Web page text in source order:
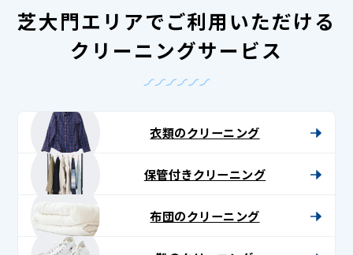
芝大門エリアでご利用いただける
クリーニングサービス
衣類のクリーニング
保管付きクリーニング
布団のクリーニング